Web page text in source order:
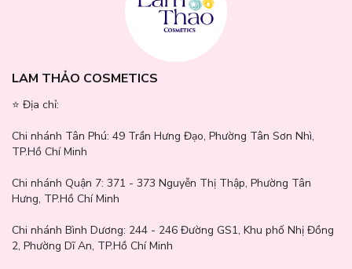
LAM THẢO COSMETICS
⭐️ Địa chỉ:
Chi nhánh Tân Phú: 49 Trần Hưng Đạo, Phường Tân Sơn Nhì,
TP.Hồ Chí Minh
Chi nhánh Quận 7: 371 - 373 Nguyễn Thị Thập, Phường Tân
Hưng, TP.Hồ Chí Minh
Chi nhánh Bình Dương: 244 - 246 Đường GS1, Khu phố Nhị Đồng
2, Phường Dĩ An, TP.Hồ Chí Minh